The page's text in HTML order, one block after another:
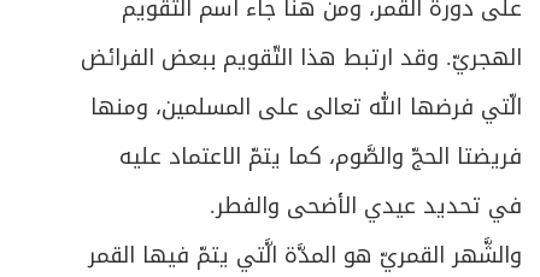
الهجريّ. وقد ارتبط هذا التّقويم ببعض الفرائض
الّتي فرضها الله تعالى على المسلمين، ومنها
فريضتا الحجّ والصَّوم، كما يتمّ الاعتماد عليه
في تحديد عيدي الأضحى والفطر.
والشَّهر القمريّ هو المدَّة الَّتي يتمّ فيها القمر